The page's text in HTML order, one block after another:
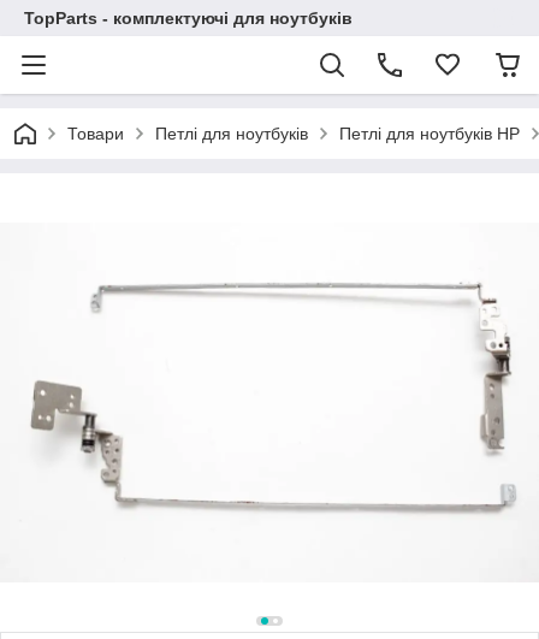
TopParts - комплектуючі для ноутбуків
Товари Петлі для ноутбуків Петлі для ноутбуків HP